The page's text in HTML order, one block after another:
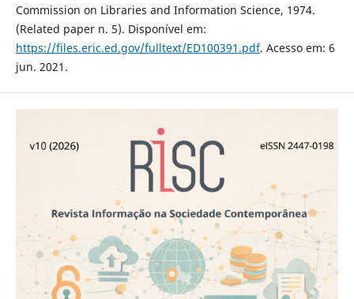
Commission on Libraries and Information Science, 1974.
(Related paper n. 5). Disponível em:
https://files.eric.ed.gov/fulltext/ED100391.pdf. Acesso em: 6
jun. 2021.